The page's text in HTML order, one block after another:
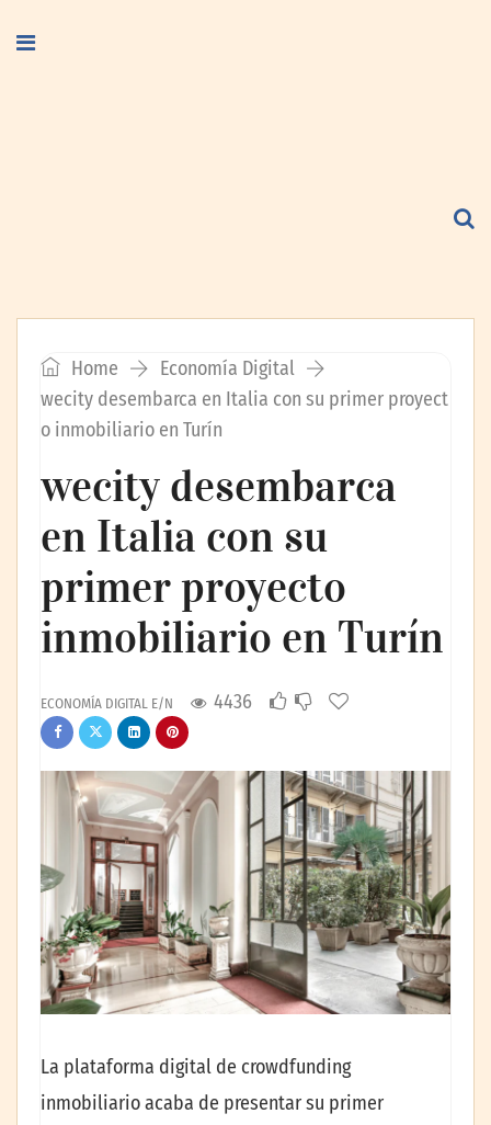
Home
Economía Digital
wecity desembarca en Italia con su primer proyect
o inmobiliario en Turín
wecity desembarca
en Italia con su
primer proyecto
inmobiliario en Turín
ECONOMÍA DIGITAL E/N 4436
La plataforma digital de crowdfunding
inmobiliario acaba de presentar su primer